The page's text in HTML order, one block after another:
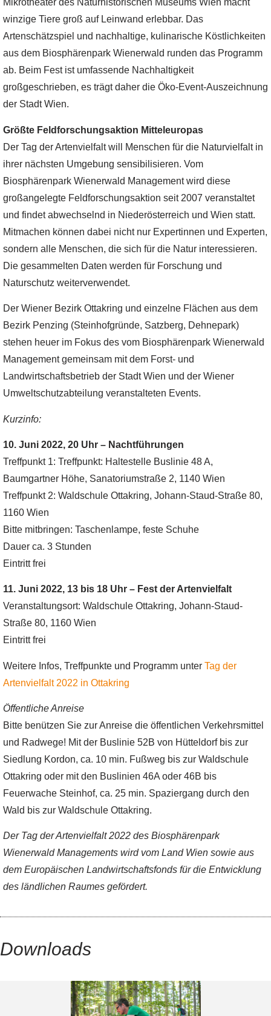
Mikrotheater des Naturhistorischen Museums Wien macht
winzige Tiere groß auf Leinwand erlebbar. Das
Artenschätzspiel und nachhaltige, kulinarische Köstlichkeiten
aus dem Biosphärenpark Wienerwald runden das Programm
ab. Beim Fest ist umfassende Nachhaltigkeit
großgeschrieben, es trägt daher die Öko-Event-Auszeichnung
der Stadt Wien.
Größte Feldforschungsaktion Mitteleuropas
Der Tag der Artenvielfalt will Menschen für die Naturvielfalt in
ihrer nächsten Umgebung sensibilisieren. Vom
Biosphärenpark Wienerwald Management wird diese
großangelegte Feldforschungsaktion seit 2007 veranstaltet
und findet abwechselnd in Niederösterreich und Wien statt.
Mitmachen können dabei nicht nur Expertinnen und Experten,
sondern alle Menschen, die sich für die Natur interessieren.
Die gesammelten Daten werden für Forschung und
Naturschutz weiterverwendet.
Der Wiener Bezirk Ottakring und einzelne Flächen aus dem
Bezirk Penzing (Steinhofgründe, Satzberg, Dehnepark)
stehen heuer im Fokus des vom Biosphärenpark Wienerwald
Management gemeinsam mit dem Forst- und
Landwirtschaftsbetrieb der Stadt Wien und der Wiener
Umweltschutzabteilung veranstalteten Events.
Kurzinfo:
10. Juni 2022, 20 Uhr – Nachtführungen
Treffpunkt 1: Treffpunkt: Haltestelle Buslinie 48 A,
Baumgartner Höhe, Sanatoriumstraße 2, 1140 Wien
Treffpunkt 2: Waldschule Ottakring, Johann-Staud-Straße 80,
1160 Wien
Bitte mitbringen: Taschenlampe, feste Schuhe
Dauer ca. 3 Stunden
Eintritt frei
11. Juni 2022, 13 bis 18 Uhr – Fest der Artenvielfalt
Veranstaltungsort: Waldschule Ottakring, Johann-Staud-
Straße 80, 1160 Wien
Eintritt frei
Weitere Infos, Treffpunkte und Programm unter Tag der
Artenvielfalt 2022 in Ottakring
Öffentliche Anreise
Bitte benützen Sie zur Anreise die öffentlichen Verkehrsmittel
und Radwege! Mit der Buslinie 52B von Hütteldorf bis zur
Siedlung Kordon, ca. 10 min. Fußweg bis zur Waldschule
Ottakring oder mit den Buslinien 46A oder 46B bis
Feuerwache Steinhof, ca. 25 min. Spaziergang durch den
Wald bis zur Waldschule Ottakring.
Der Tag der Artenvielfalt 2022 des Biosphärenpark
Wienerwald Managements wird vom Land Wien sowie aus
dem Europäischen Landwirtschaftsfonds für die Entwicklung
des ländlichen Raumes gefördert.
Downloads